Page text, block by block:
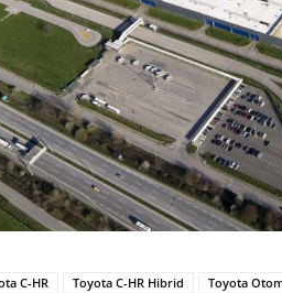
C-HR Toyota C-HR Hibrid Toyota